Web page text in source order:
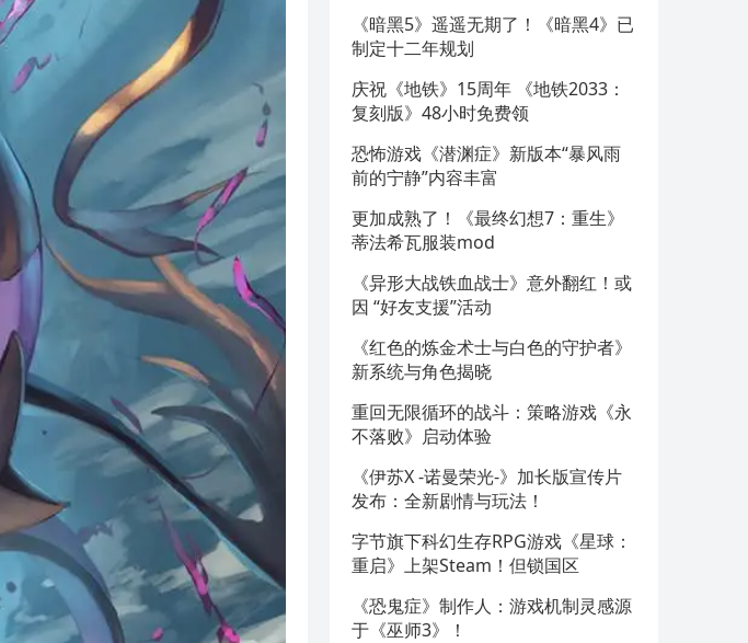
《暗黑5》遥遥无期了！《暗黑4》已
制定十二年规划
庆祝《地铁》15周年 《地铁2033：
复刻版》48小时免费领
恐怖游戏《潜渊症》新版本“暴风雨
前的宁静”内容丰富
更加成熟了！《最终幻想7：重生》
蒂法希瓦服装mod
《异形大战铁血战士》意外翻红！或
因 “好友支援”活动
《红色的炼金术士与白色的守护者》
新系统与角色揭晓
重回无限循环的战斗：策略游戏《永
不落败》启动体验
《伊苏X -诺曼荣光-》加长版宣传片
发布：全新剧情与玩法！
字节旗下科幻生存RPG游戏《星球：
重启》上架Steam！但锁国区
《恐鬼症》制作人：游戏机制灵感源
于《巫师3》！